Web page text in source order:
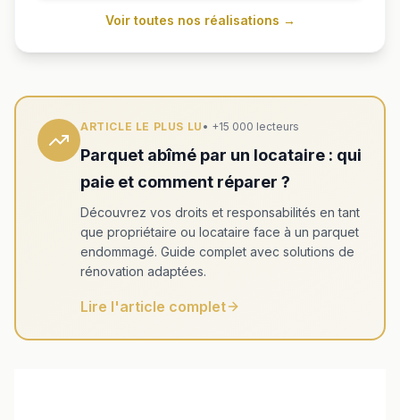
Voir toutes nos réalisations →
ARTICLE LE PLUS LU • +15 000 lecteurs
Parquet abîmé par un locataire : qui
paie et comment réparer ?
Découvrez vos droits et responsabilités en tant
que propriétaire ou locataire face à un parquet
endommagé. Guide complet avec solutions de
rénovation adaptées.
Lire l'article complet